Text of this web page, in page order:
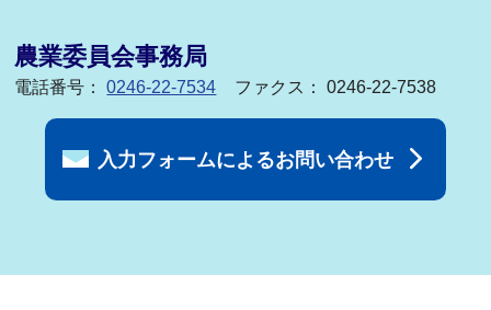
農業委員会事務局
電話番号：0246-22-7534 ファクス： 0246-22-7538
入力フォームによるお問い合わせ